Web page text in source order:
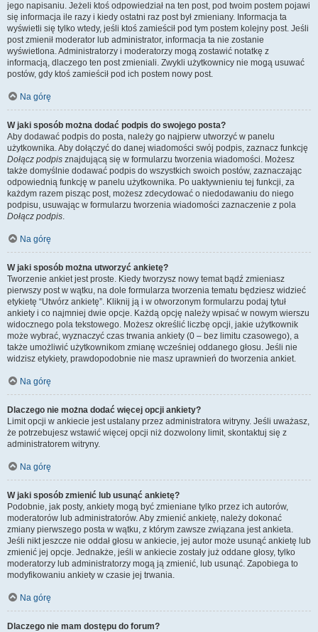
jego napisaniu. Jeżeli ktoś odpowiedział na ten post, pod twoim postem pojawi
się informacja ile razy i kiedy ostatni raz post był zmieniany. Informacja ta
wyświetli się tylko wtedy, jeśli ktoś zamieścił pod tym postem kolejny post. Jeśli
post zmienił moderator lub administrator, informacja ta nie zostanie
wyświetlona. Administratorzy i moderatorzy mogą zostawić notatkę z
informacją, dlaczego ten post zmieniali. Zwykli użytkownicy nie mogą usuwać
postów, gdy ktoś zamieścił pod ich postem nowy post.
Na górę
W jaki sposób można dodać podpis do swojego posta?
Aby dodawać podpis do posta, należy go najpierw utworzyć w panelu
użytkownika. Aby dołączyć do danej wiadomości swój podpis, zaznacz funkcję
Dołącz podpis znajdującą się w formularzu tworzenia wiadomości. Możesz
także domyślnie dodawać podpis do wszystkich swoich postów, zaznaczając
odpowiednią funkcję w panelu użytkownika. Po uaktywnieniu tej funkcji, za
każdym razem pisząc post, możesz zdecydować o niedodawaniu do niego
podpisu, usuwając w formularzu tworzenia wiadomości zaznaczenie z pola
Dołącz podpis.
Na górę
W jaki sposób można utworzyć ankietę?
Tworzenie ankiet jest proste. Kiedy tworzysz nowy temat bądź zmieniasz
pierwszy post w wątku, na dole formularza tworzenia tematu będziesz widzieć
etykietę “Utwórz ankietę”. Kliknij ją i w otworzonym formularzu podaj tytuł
ankiety i co najmniej dwie opcje. Każdą opcję należy wpisać w nowym wierszu
widocznego pola tekstowego. Możesz określić liczbę opcji, jakie użytkownik
może wybrać, wyznaczyć czas trwania ankiety (0 – bez limitu czasowego), a
także umożliwić użytkownikom zmianę wcześniej oddanego głosu. Jeśli nie
widzisz etykiety, prawdopodobnie nie masz uprawnień do tworzenia ankiet.
Na górę
Dlaczego nie można dodać więcej opcji ankiety?
Limit opcji w ankiecie jest ustalany przez administratora witryny. Jeśli uważasz,
że potrzebujesz wstawić więcej opcji niż dozwolony limit, skontaktuj się z
administratorem witryny.
Na górę
W jaki sposób zmienić lub usunąć ankietę?
Podobnie, jak posty, ankiety mogą być zmieniane tylko przez ich autorów,
moderatorów lub administratorów. Aby zmienić ankietę, należy dokonać
zmiany pierwszego posta w wątku, z którym zawsze związana jest ankieta.
Jeśli nikt jeszcze nie oddał głosu w ankiecie, jej autor może usunąć ankietę lub
zmienić jej opcje. Jednakże, jeśli w ankiecie zostały już oddane głosy, tylko
moderatorzy lub administratorzy mogą ją zmienić, lub usunąć. Zapobiega to
modyfikowaniu ankiety w czasie jej trwania.
Na górę
Dlaczego nie mam dostępu do forum?